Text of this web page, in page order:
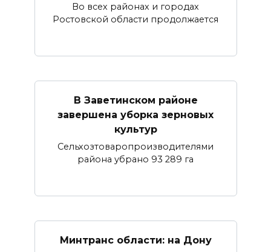
Во всех районах и городах
Ростовской области продолжается
В Заветинском районе
завершена уборка зерновых
культур
Сельхозтоваропроизводителями
района убрано 93 289 га
Минтранс области: на Дону